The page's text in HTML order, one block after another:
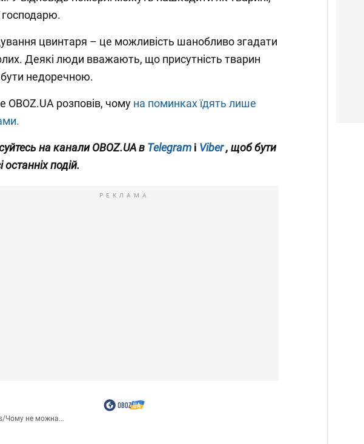
господарю.
цвинтаря – це можливість шанобливо згадати
Деякі люди вважають, що присутність тварин
недоречною.
OBOZ.UA розповів, чому на поминках їдять лише
на канали OBOZ.UA в Telegram і Viber, щоб бути
останніх подій.
РЕКЛАМА
/Чому не можна...